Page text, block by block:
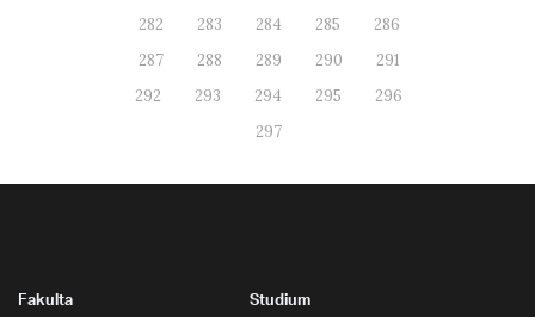
282
283 284 285
286
287
288 289 290
291
292
293 294 295
296
297
Fakulta Studium